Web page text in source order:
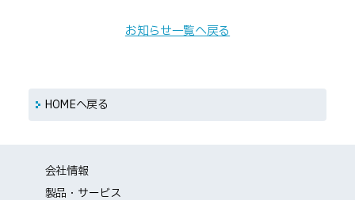
お知らせ一覧へ戻る
HOMEへ戻る
会社情報
製品・サービス